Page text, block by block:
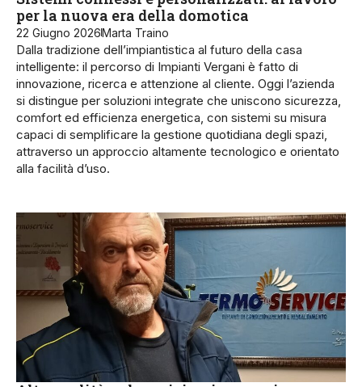
per la nuova era della domotica
22 Giugno 2026Marta Traino
Dalla tradizione dell’impiantistica al futuro della casa
intelligente: il percorso di Impianti Vergani è fatto di
innovazione, ricerca e attenzione al cliente. Oggi l’azienda
si distingue per soluzioni integrate che uniscono sicurezza,
comfort ed efficienza energetica, con sistemi su misura
capaci di semplificare la gestione quotidiana degli spazi,
attraverso un approccio altamente tecnologico e orientato
alla facilità d’uso.